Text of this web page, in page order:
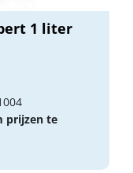
1 liter
prijzen te